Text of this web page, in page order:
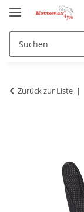
Zurück zur Liste